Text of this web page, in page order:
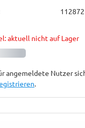
112872
aktuell nicht auf Lager
angemeldete Nutzer
.